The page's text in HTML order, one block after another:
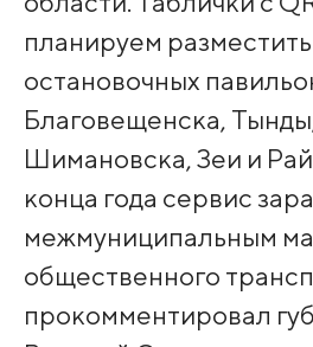
планируем
остановочных
Благовещенска,
Шимановска, Зеи и
конца года сервис
межмуниципальным
общественного
прокомментировал